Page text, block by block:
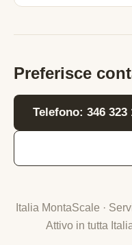
Preferisce
Telefono: 346 323
Italia MontaScale ·
Attivo in tutta